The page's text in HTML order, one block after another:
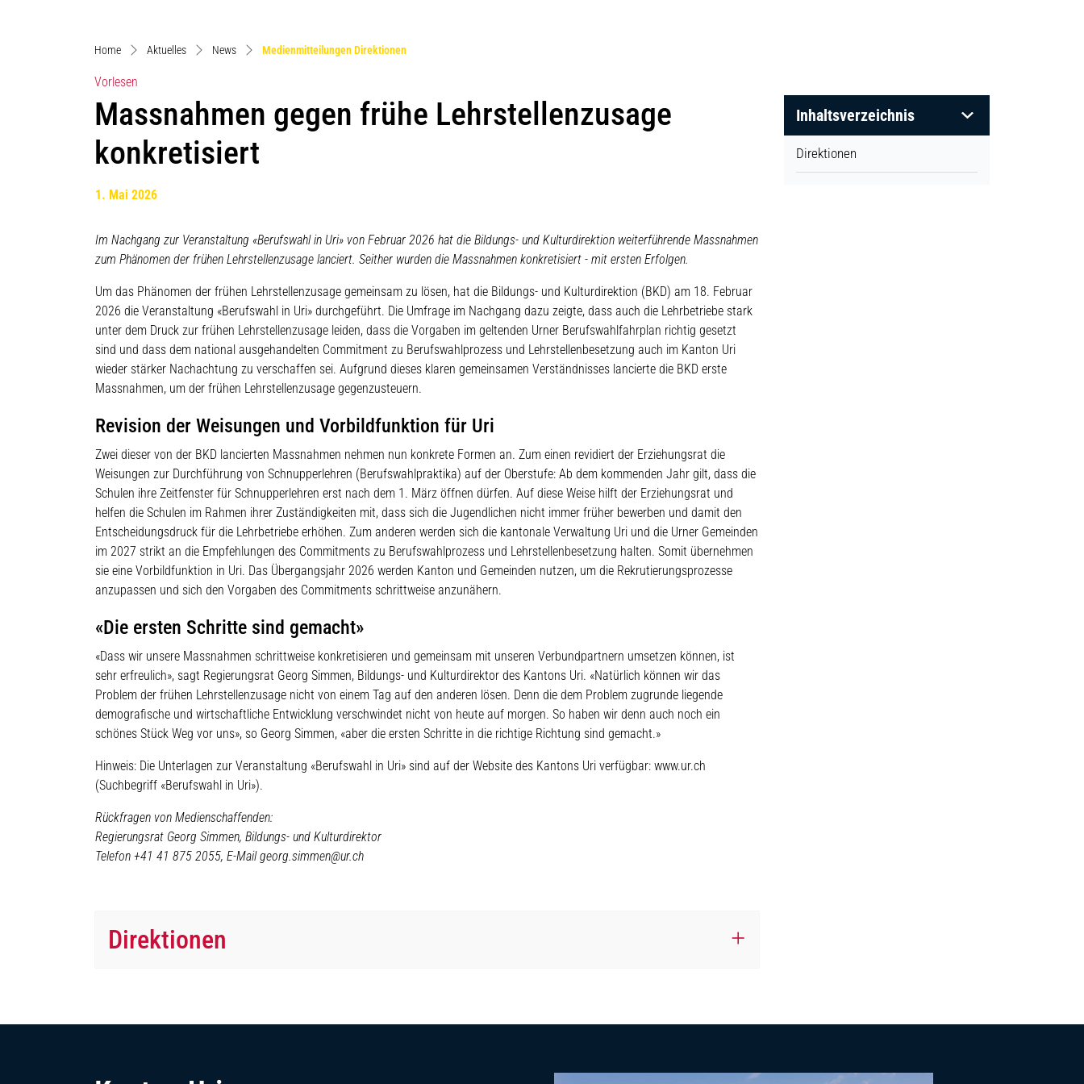
Home Aktuelles News Medienmitteilungen Direktionen(ausgewählt)
Vorlesen
Inhaltsverzeichnis
Direktionen
Massnahmen gegen frühe Lehrstellenzusage
konkretisiert
1. Mai 2026
Im Nachgang zur Veranstaltung «Berufswahl in Uri» von Februar 2026 hat die Bildungs- und Kulturdirektion weiterführende Massnahmen
zum Phänomen der frühen Lehrstellenzusage lanciert. Seither wurden die Massnahmen konkretisiert - mit ersten Erfolgen.
Um das Phänomen der frühen Lehrstellenzusage gemeinsam zu lösen, hat die Bildungs- und Kulturdirektion (BKD) am 18. Februar
2026 die Veranstaltung «Berufswahl in Uri» durchgeführt. Die Umfrage im Nachgang dazu zeigte, dass auch die Lehrbetriebe stark
unter dem Druck zur frühen Lehrstellenzusage leiden, dass die Vorgaben im geltenden Urner Berufswahlfahrplan richtig gesetzt
sind und dass dem national ausgehandelten Commitment zu Berufswahlprozess und Lehrstellenbesetzung auch im Kanton Uri
wieder stärker Nachachtung zu verschaffen sei. Aufgrund dieses klaren gemeinsamen Verständnisses lancierte die BKD erste
Massnahmen, um der frühen Lehrstellenzusage gegenzusteuern.
Revision der Weisungen und Vorbildfunktion für Uri
Zwei dieser von der BKD lancierten Massnahmen nehmen nun konkrete Formen an. Zum einen revidiert der Erziehungsrat die
Weisungen zur Durchführung von Schnupperlehren (Berufswahlpraktika) auf der Oberstufe: Ab dem kommenden Jahr gilt, dass die
Schulen ihre Zeitfenster für Schnupperlehren erst nach dem 1. März öffnen dürfen. Auf diese Weise hilft der Erziehungsrat und
helfen die Schulen im Rahmen ihrer Zuständigkeiten mit, dass sich die Jugendlichen nicht immer früher bewerben und damit den
Entscheidungsdruck für die Lehrbetriebe erhöhen. Zum anderen werden sich die kantonale Verwaltung Uri und die Urner Gemeinden
im 2027 strikt an die Empfehlungen des Commitments zu Berufswahlprozess und Lehrstellenbesetzung halten. Somit übernehmen
sie eine Vorbildfunktion in Uri. Das Übergangsjahr 2026 werden Kanton und Gemeinden nutzen, um die Rekrutierungsprozesse
anzupassen und sich den Vorgaben des Commitments schrittweise anzunähern.
«Die ersten Schritte sind gemacht»
«Dass wir unsere Massnahmen schrittweise konkretisieren und gemeinsam mit unseren Verbundpartnern umsetzen können, ist
sehr erfreulich», sagt Regierungsrat Georg Simmen, Bildungs- und Kulturdirektor des Kantons Uri. «Natürlich können wir das
Problem der frühen Lehrstellenzusage nicht von einem Tag auf den anderen lösen. Denn die dem Problem zugrunde liegende
demografische und wirtschaftliche Entwicklung verschwindet nicht von heute auf morgen. So haben wir denn auch noch ein
schönes Stück Weg vor uns», so Georg Simmen, «aber die ersten Schritte in die richtige Richtung sind gemacht.»
Hinweis: Die Unterlagen zur Veranstaltung «Berufswahl in Uri» sind auf der Website des Kantons Uri verfügbar: www.ur.ch
(Suchbegriff «Berufswahl in Uri»).
Rückfragen von Medienschaffenden:
Regierungsrat Georg Simmen, Bildungs- und Kulturdirektor
Telefon +41 41 875 2055, E-Mail georg.simmen@ur.ch
Direktionen